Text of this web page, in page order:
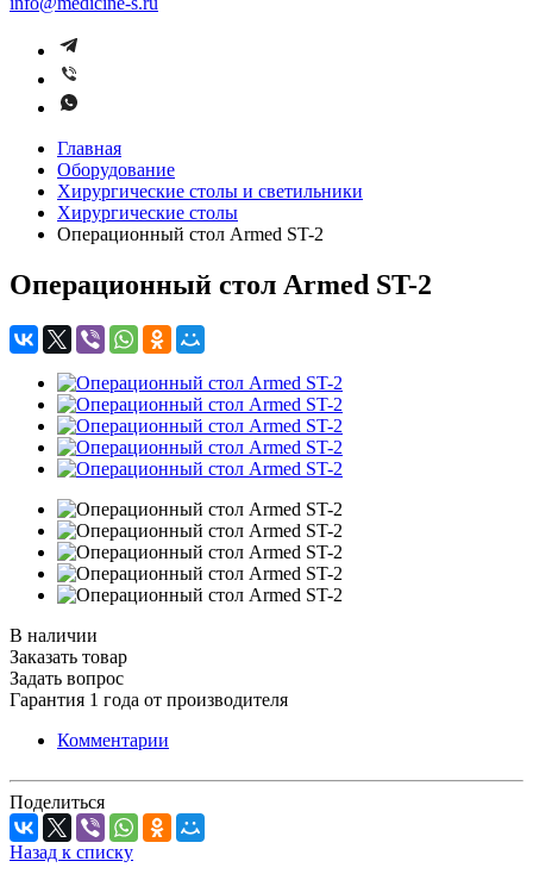
Главная
Оборудование
Хирургические столы и светильники
Хирургические столы
Операционный стол Armed ST-2
Операционный стол Armed ST-2
В наличии
Заказать товар
Задать вопрос
Гарантия 1 года от производителя
Комментарии
Поделиться
Назад к списку